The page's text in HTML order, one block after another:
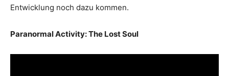
Entwicklung noch dazu kommen.
Paranormal Activity: The Lost Soul